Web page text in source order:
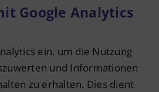
Google Analytics
ein, um die Nutzung
und Informationen
zu erhalten. Dies dient